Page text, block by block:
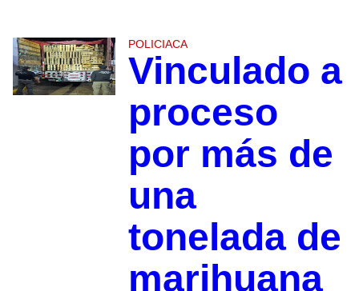
POLICIACA
Vinculado a
proceso
por más de
una
tonelada de
marihuana